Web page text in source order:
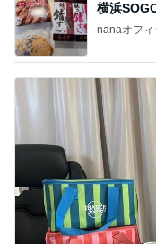
横浜
nanaオフ